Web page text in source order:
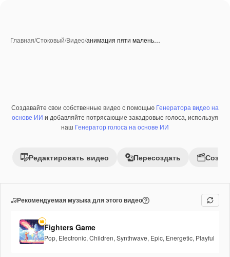
Главная/Стоковый/Видео/анимация пяти малень…
Премиум
Создавайте свои собственные видео с помощью Генератора видео на
основе ИИ и добавляйте потрясающие закадровые голоса, используя
наш Генератор голоса на основе ИИ
Редактировать видео Пересоздать
Рекомендуемая музыка для этого видео
Fighters Game
Pop, Electronic, Children, Synthwave, Epic, Energetic, Playful